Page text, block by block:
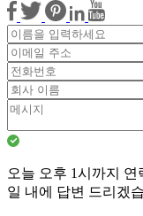
오늘 오후 1시까지 연
일 내에 답변 드리겠